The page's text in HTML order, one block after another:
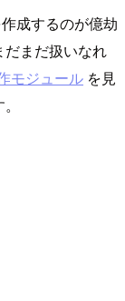
成するのが億劫
まだ扱いなれ
モジュール を見